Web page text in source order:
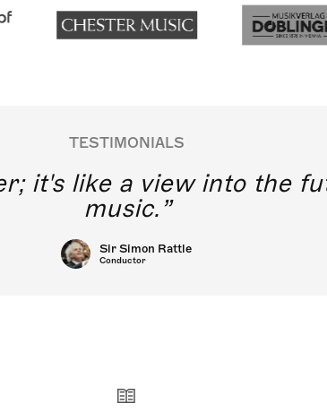
TESTIMONIALS
it's like a view into the
music.
Sir Simon Rattle
Conductor